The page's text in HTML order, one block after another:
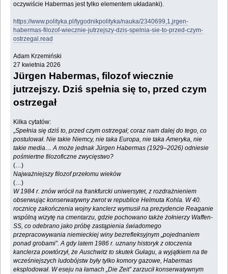
oczywiście Habermas jest tylko elementem układanki).
https://www.polityka.pl/tygodnikpolityka/nauka/2340699,1,jrgen-
habermas-filozof-wiecznie-jutrzejszy-dzis-spelnia-sie-to-przed-czym-
ostrzegal.read
Adam Krzemiński
27 kwietnia 2026
Jürgen Habermas, filozof wiecznie
jutrzejszy. Dziś spełnia się to, przed czym
ostrzegał
Kilka cytatów:
„Spełnia się dziś to, przed czym ostrzegał; coraz nam dalej do tego, co
postulował. Nie takie Niemcy, nie taka Europa, nie taka Ameryka, nie
takie media… A może jednak Jürgen Habermas (1929–2026) odniesie
pośmiertne filozoficzne zwycięstwo?
(…)
Najważniejszy filozof przełomu wieków
(…)
W 1984 r. znów wrócił na frankfurcki uniwersytet, z rozdrażnieniem
obserwując konserwatywny zwrot w republice Helmuta Kohla. W 40.
rocznicę zakończenia wojny kanclerz wymusił na prezydencie Reaganie
wspólną wizytę na cmentarzu, gdzie pochowano także żołnierzy Waffen-
SS, co odebrano jako próbę zastąpienia świadomego
przepracowywania niemieckiej winy bezrefleksyjnym „pojednaniem
ponad grobami”. A gdy latem 1986 r. uznany historyk z otoczenia
kanclerza powtórzył, że Auschwitz to skutek Gułagu, a wyjątkiem na tle
wcześniejszych ludobójstw były tylko komory gazowe, Habermas
eksplodował. W eseju na łamach „Die Zeit” zarzucił konserwatywnym